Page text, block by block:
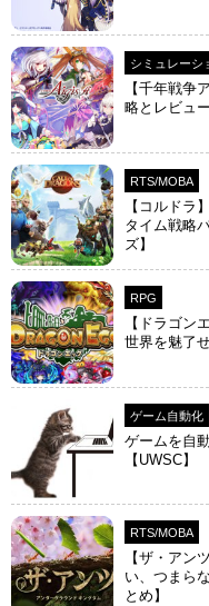
シミュレーシ
【千年戦争
略とレビュ
RTS/MOBA
【コルドラ
タイム戦略
ズ】
RPG
【ドラゴン
世界を魅了
ゲーム自動化
ゲームを自
【UWSC】
RTS/MOBA
【ザ・アン
い、つまら
とめ】